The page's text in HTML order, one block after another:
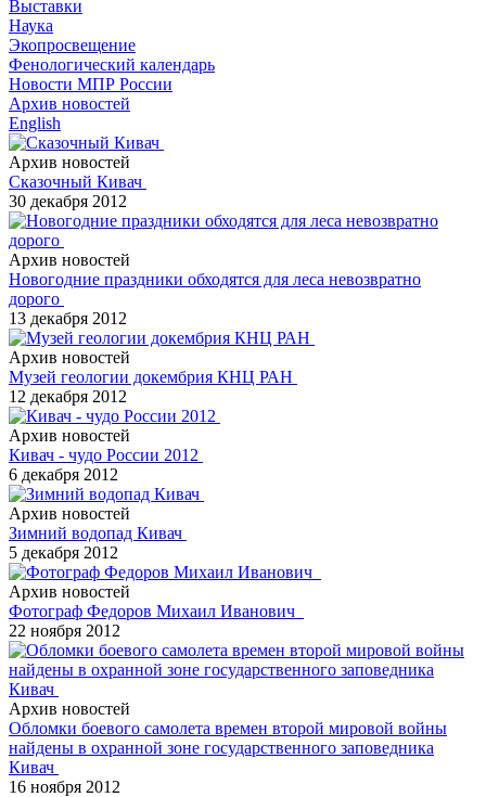
Выставки
Наука
Экопросвещение
Фенологический календарь
Новости МПР России
Архив новостей
English
Архив новостей
Сказочный Кивач
30 декабря 2012
Архив новостей
Новогодние праздники обходятся для леса невозвратно
дорого
13 декабря 2012
Архив новостей
Музей геологии докембрия КНЦ РАН
12 декабря 2012
Архив новостей
Кивач - чудо России 2012
6 декабря 2012
Архив новостей
Зимний водопад Кивач
5 декабря 2012
Архив новостей
Фотограф Федоров Михаил Иванович
22 ноября 2012
Архив новостей
Обломки боевого самолета времен второй мировой войны
найдены в охранной зоне государственного заповедника
Кивач
16 ноября 2012